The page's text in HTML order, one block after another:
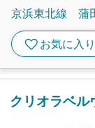
京浜東北線
蒲
favoriteお気に入り
クリオラベル